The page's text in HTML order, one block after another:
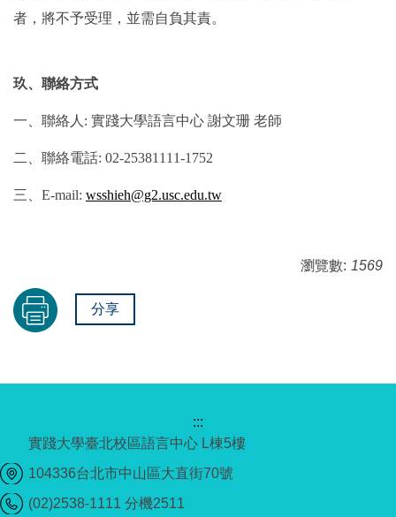
者，將不予受理，並需自負其責。
玖、聯絡方式
一、聯絡人: 實踐大學語言中心 謝文珊 老師
二、聯絡電話: 02-25381111-1752
三、E-mail: wsshieh@g2.usc.edu.tw
瀏覽數: 1569
分享
:::
實踐大學臺北校區語言中心 L棟5樓
104336台北市中山區大直街70號
(02)2538-1111 分機2511